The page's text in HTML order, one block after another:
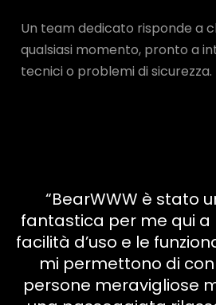
Un team dedicato risponde a
qualsiasi momento, pronto a
tecnici o problemi di sicurezza.
“BearWWW è stato
fantastica per me qui a
facilità d’uso e le
mi permettono di
persone meravigliose